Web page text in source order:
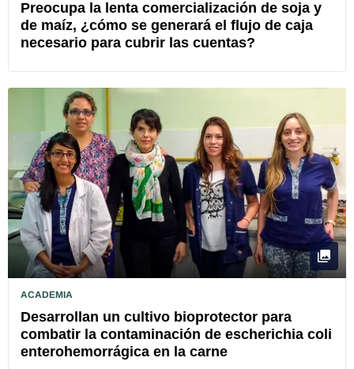
Preocupa la lenta comercialización de soja y
de maíz, ¿cómo se generará el flujo de caja
necesario para cubrir las cuentas?
ACADEMIA
Desarrollan un cultivo bioprotector para
combatir la contaminación de escherichia coli
enterohemorrágica en la carne